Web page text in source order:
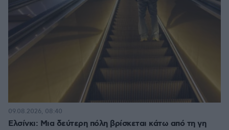
Ελσίνκι: Mια δεύτερη πόλη βρίσκεται κάτω από τη γη
09.08.2026, 08:40